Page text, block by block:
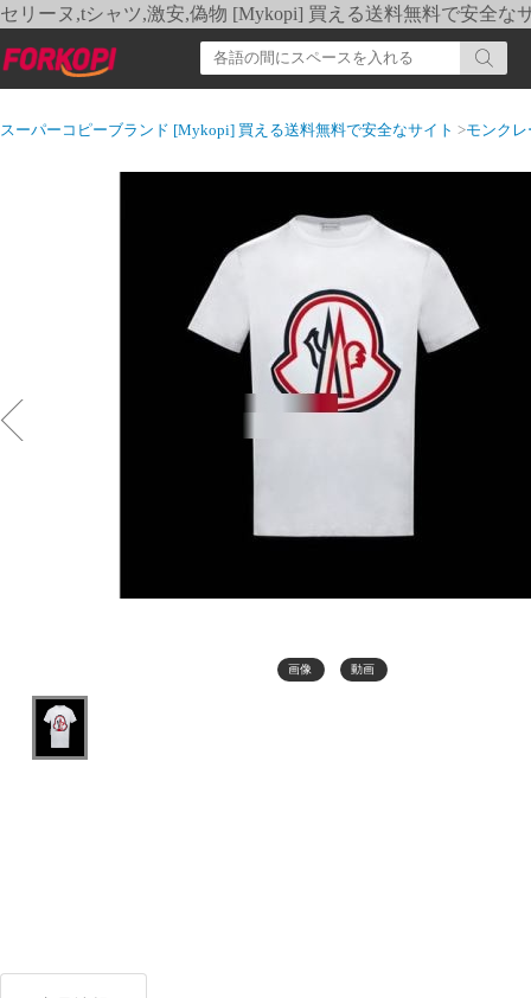
セリーヌ,tシャツ,激安,偽物 [Mykopi] 買える送料無料で安全な
スーパーコピーブランド [Mykopi] 買える送料無料で安全なサイト >モンク
画像 動画